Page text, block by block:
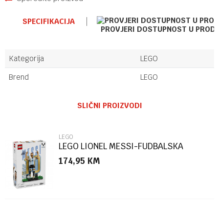
SPECIFIKACIJA
PROVJERI DOSTUPNOST U
Kategorija
LEGO
Brend
LEGO
Poruka
SLIČNI PROIZVODI
LEGO
LEGO LIONEL MESSI-FUDBALSKA
LEGENDA
174,95 KM